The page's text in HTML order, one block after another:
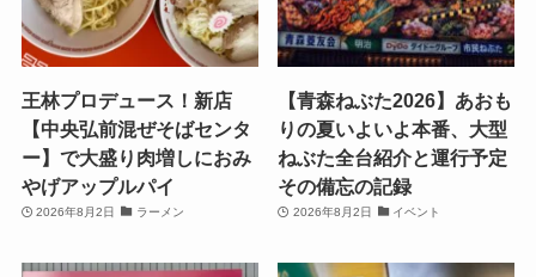
王林プロデュース！新店
【中央弘前混ぜそばセンタ
ー】で大盛り肉増しにおみ
やげアップルパイ
2026年8月2日 ラーメン
【青森ねぶた2026】あおも
りの夏いよいよ本番、大型
ねぶた全台紹介と運行予定
その備忘の記録
2026年8月2日 イベント